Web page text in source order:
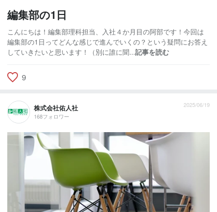
編集部の1日
こんにちは！編集部理科担当、入社４か月目の阿部です！今回は
編集部の1日ってどんな感じで進んでいくの？という疑問にお答え
していきたいと思います！（別に誰に聞...記事を読む
9
株式会社佑人社
168フォロワー
2025/06/19